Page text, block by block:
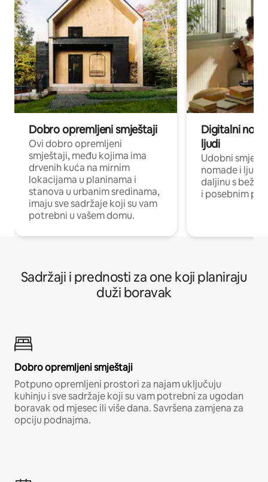
Dobro opremljeni smještaji
Ovi dobro opremljeni
smještaji, među kojima ima
drvenih kuća na mirnim
lokacijama u planinama i
stanova u urbanim sredinama,
imaju sve sadržaje koji su vam
potrebni u vašem domu.
Digitalni
ljudi
Udobni
nomade i ljude
daljinu s
i posebnim
Sadržaji i prednosti za one koji planiraju
duži boravak
Dobro opremljeni smještaji
Potpuno opremljeni prostori za najam uključuju
kuhinju i sve sadržaje koji su vam potrebni za ugodan
boravak od mjesec ili više dana. Savršena zamjena za
opciju podnajma.